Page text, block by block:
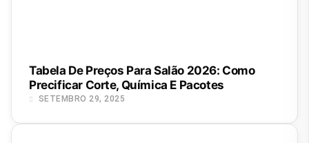
Tabela De Preços Para Salão 2026: Como
Precificar Corte, Química E Pacotes
SETEMBRO 29, 2025